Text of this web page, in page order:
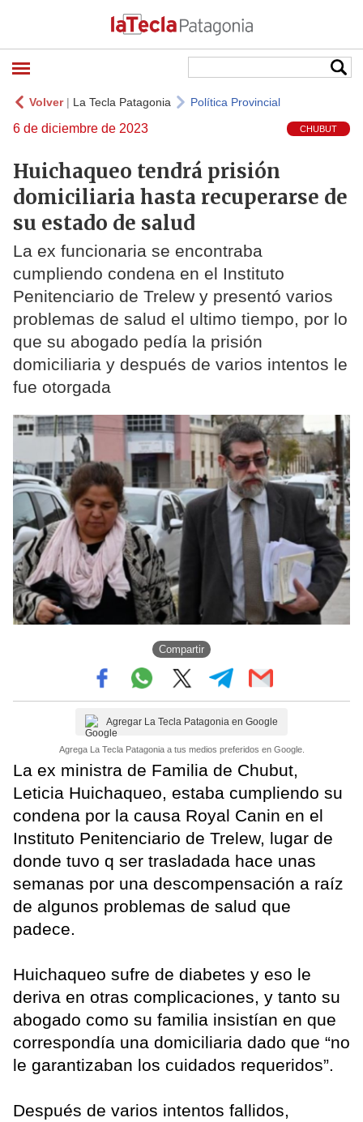
Volver| La Tecla Patagonia Política Provincial
6 de diciembre de 2023 CHUBUT
Huichaqueo tendrá prisión
domiciliaria hasta recuperarse de
su estado de salud
La ex funcionaria se encontraba
cumpliendo condena en el Instituto
Penitenciario de Trelew y presentó varios
problemas de salud el ultimo tiempo, por lo
que su abogado pedía la prisión
domiciliaria y después de varios intentos le
fue otorgada
Compartir
Agregar La Tecla Patagonia en Google
Agrega La Tecla Patagonia a tus medios preferidos en Google.
La ex ministra de Familia de Chubut,
Leticia Huichaqueo, estaba cumpliendo su
condena por la causa Royal Canin en el
Instituto Penitenciario de Trelew, lugar de
donde tuvo q ser trasladada hace unas
semanas por una descompensación a raíz
de algunos problemas de salud que
padece.
Huichaqueo sufre de diabetes y eso le
deriva en otras complicaciones, y tanto su
abogado como su familia insistían en que
correspondía una domiciliaria dado que “no
le garantizaban los cuidados requeridos”.
Después de varios intentos fallidos,